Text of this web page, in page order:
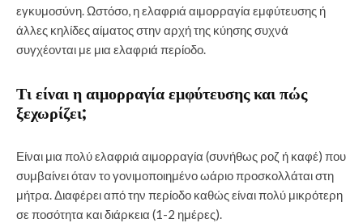
εγκυμοσύνη. Ωστόσο, η ελαφριά αιμορραγία εμφύτευσης ή
άλλες κηλίδες αίματος στην αρχή της κύησης συχνά
συγχέονται με μια ελαφριά περίοδο.
Τι είναι η αιμορραγία εμφύτευσης και πώς
ξεχωρίζει;
Είναι μια πολύ ελαφριά αιμορραγία (συνήθως ροζ ή καφέ) που
συμβαίνει όταν το γονιμοποιημένο ωάριο προσκολλάται στη
μήτρα. Διαφέρει από την περίοδο καθώς είναι πολύ μικρότερη
σε ποσότητα και διάρκεια (1-2 ημέρες).